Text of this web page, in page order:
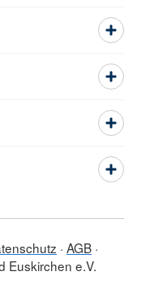
AGB
Euskirchen e.V.